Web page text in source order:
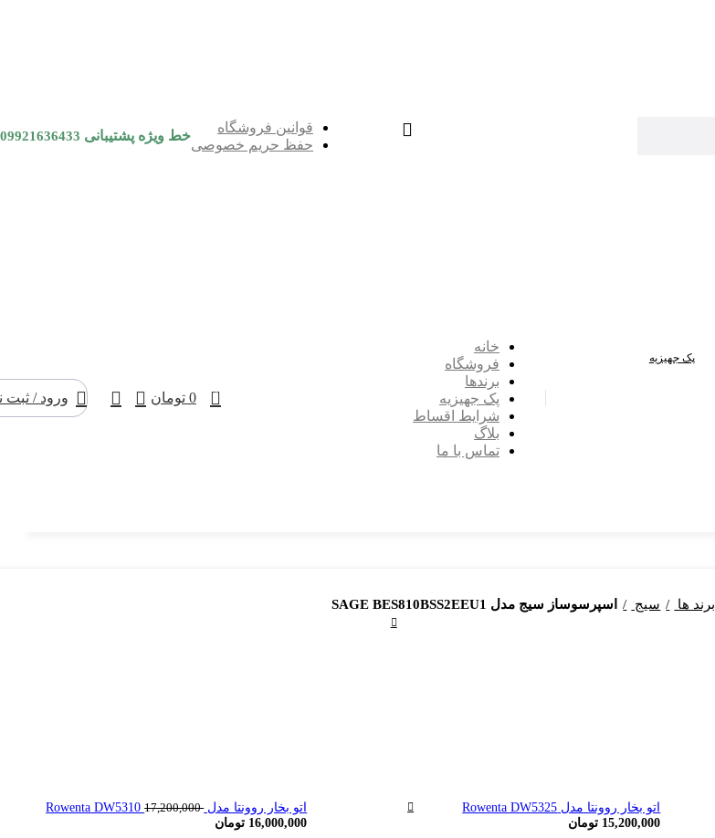
قوانین فروشگاه
حفظ حریم خصوصی
خط ویژه پشتیبانی 09921636433
پک جهیزیه
خانه
فروشگاه
برندها
پک جهیزیه
شرایط اقساط
بلاگ
تماس با ما
0
0 تومان ورود / ثبت
برند ها سیج اسپرسوساز سیج مدل SAGE BES810BSS2EEU1
اتو بخار روونتا مدل Rowenta DW5325
15,200,000 تومان
اتو بخار روونتا مدل Rowenta DW531017,200,000
قیمت
16,000,000 تومانقیمت